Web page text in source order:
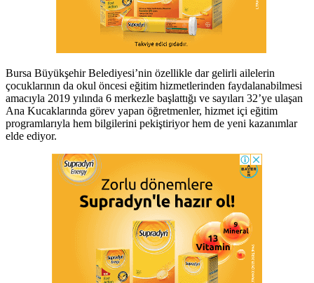
Bursa Büyükşehir Belediyesi’nin özellikle dar gelirli ailelerin
çocuklarının da okul öncesi eğitim hizmetlerinden faydalanabilmesi
amacıyla 2019 yılında 6 merkezle başlattığı ve sayıları 32’ye ulaşan
Ana Kucaklarında görev yapan öğretmenler, hizmet içi eğitim
programlarıyla hem bilgilerini pekiştiriyor hem de yeni kazanımlar
elde ediyor.